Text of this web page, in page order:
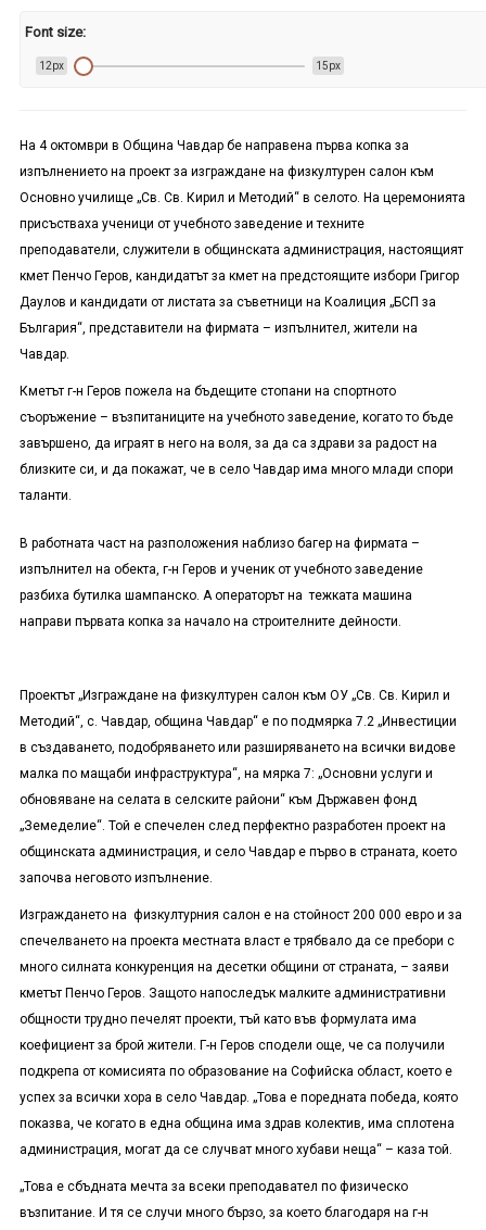
Font size:
12px 15px
На 4 октомври в Община Чавдар бе направена първа копка за
изпълнението на проект за изграждане на физкултурен салон към
Основно училище „Св. Св. Кирил и Методий“ в селото. На церемонията
присъстваха ученици от учебното заведение и техните
преподаватели, служители в общинската администрация, настоящият
кмет Пенчо Геров, кандидатът за кмет на предстоящите избори Григор
Даулов и кандидати от листата за съветници на Коалиция „БСП за
България“, представители на фирмата – изпълнител, жители на
Чавдар.
Кметът г-н Геров пожела на бъдещите стопани на спортното
съоръжение – възпитаниците на учебното заведение, когато то бъде
завършено, да играят в него на воля, за да са здрави за радост на
близките си, и да покажат, че в село Чавдар има много млади спори
таланти.
В работната част на разположения наблизо багер на фирмата –
изпълнител на обекта, г-н Геров и ученик от учебното заведение
разбиха бутилка шампанско. А операторът на тежката машина
направи първата копка за начало на строителните дейности.
Проектът „Изграждане на физкултурен салон към ОУ „Св. Св. Кирил и
Методий“, с. Чавдар, община Чавдар“ е по подмярка 7.2 „Инвестиции
в създаването, подобряването или разширяването на всички видове
малка по мащаби инфраструктура“, на мярка 7: „Основни услуги и
обновяване на селата в селските райони“ към Държавен фонд
„Земеделие“. Той е спечелен след перфектно разработен проект на
общинската администрация, и село Чавдар е първо в страната, което
започва неговото изпълнение.
Изграждането на физкултурния салон е на стойност 200 000 евро и за
спечелването на проекта местната власт е трябвало да се пребори с
много силната конкуренция на десетки общини от страната, – заяви
кметът Пенчо Геров. Защото напоследък малките административни
общности трудно печелят проекти, тъй като във формулата има
коефициент за брой жители. Г-н Геров сподели още, че са получили
подкрепа от комисията по образование на Софийска област, което е
успех за всички хора в село Чавдар. „Това е поредната победа, която
показва, че когато в една община има здрав колектив, има сплотена
администрация, могат да се случват много хубави неща“ – каза той.
„Това е сбъдната мечта за всеки преподавател по физическо
възпитание. И тя се случи много бързо, за което благодаря на г-н